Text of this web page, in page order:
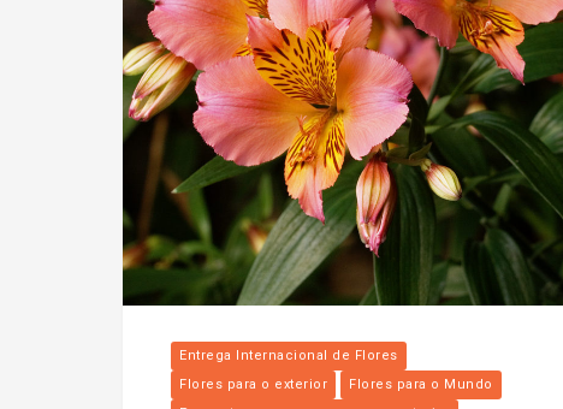
Entrega Internacional de Flores
Flores para o exterior
Flores para o Mundo